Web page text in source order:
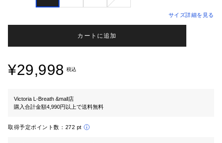
サイズ詳細を見る
カートに追加
¥29,998 税込
Victoria L-Breath &mall店
購入合計金額4,990円以上で送料無料
取得予定ポイント数： 272 pt